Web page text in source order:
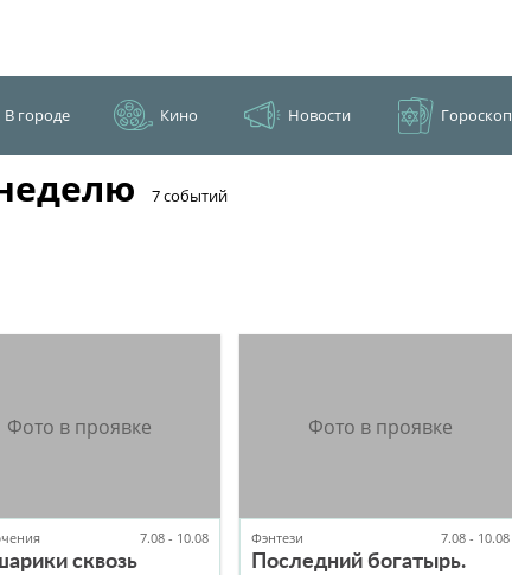
В городе Кино Новости Гороскоп
​7 событий
7.08 - 10.08
сквозь
Фэнтези 7.08 - 10.08
Последний богатырь.